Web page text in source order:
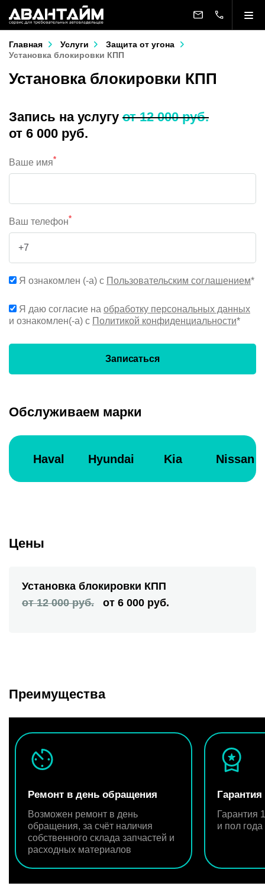
Главная Услуги
Защита от угона
Установка блокировки КПП
Установка блокировки КПП
Запись на услугу от 12 000 руб.
от 6 000 руб.
Ваше имя*
Ваш телефон*
Я ознакомлен (-а) с Пользовательским соглашением*
Я даю согласие на обработку персональных данных
и ознакомлен(-а) с Политикой конфиденциальности*
Записаться
Обслуживаем марки
Haval Hyundai Kia Nissan
Цены
Установка блокировки КПП
от 12 000 руб.
от 6 000 руб.
Преимущества
Ремонт в день обращения
Возможен ремонт в день
обращения, за счёт наличия
собственного склада запчастей и
расходных материалов
Гарантия
и пол